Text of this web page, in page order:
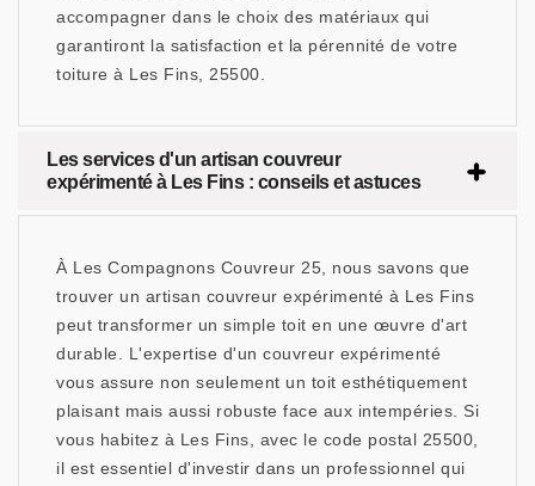
accompagner dans le choix des matériaux qui
garantiront la satisfaction et la pérennité de votre
toiture à Les Fins, 25500.
Les services d'un artisan couvreur
expérimenté à Les Fins : conseils et astuces
À Les Compagnons Couvreur 25, nous savons que
trouver un artisan couvreur expérimenté à Les Fins
peut transformer un simple toit en une œuvre d'art
durable. L'expertise d'un couvreur expérimenté
vous assure non seulement un toit esthétiquement
plaisant mais aussi robuste face aux intempéries. Si
vous habitez à Les Fins, avec le code postal 25500,
il est essentiel d'investir dans un professionnel qui